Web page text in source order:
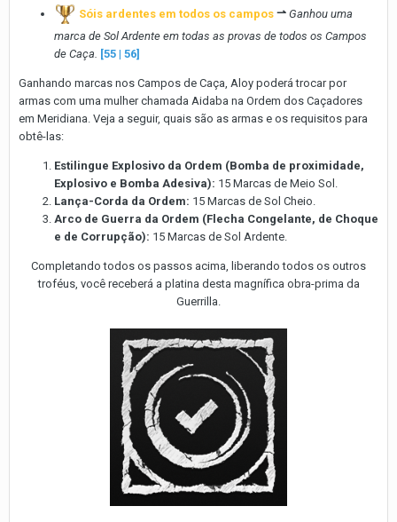
Sóis ardentes em todos os campos ⇀ Ganhou uma
marca de Sol Ardente em todas as provas de todos os Campos
de Caça. [55 | 56]
Ganhando marcas nos Campos de Caça, Aloy poderá trocar por
armas com uma mulher chamada Aidaba na Ordem dos Caçadores
em Meridiana. Veja a seguir, quais são as armas e os requisitos para
obtê-las:
Estilingue Explosivo da Ordem (Bomba de proximidade,
Explosivo e Bomba Adesiva): 15 Marcas de Meio Sol.
Lança-Corda da Ordem: 15 Marcas de Sol Cheio.
Arco de Guerra da Ordem (Flecha Congelante, de Choque
e de Corrupção): 15 Marcas de Sol Ardente.
Completando todos os passos acima, liberando todos os outros
troféus, você receberá a platina desta magnífica obra-prima da
Guerrilla.